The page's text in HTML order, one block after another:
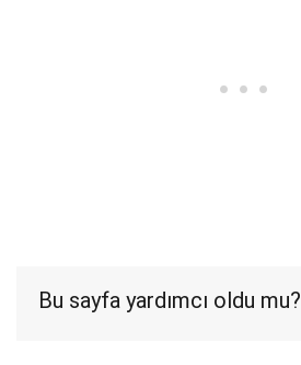
Bu sayfa yardımcı oldu mu?